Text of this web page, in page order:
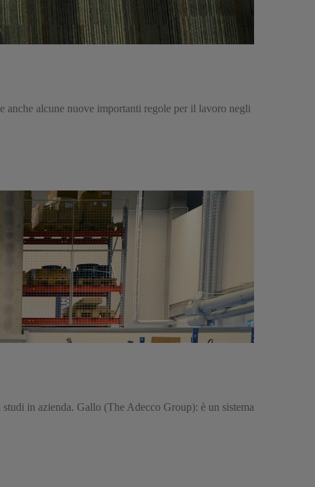
alcune nuove importanti regole per il lavoro negli
in azienda. Gallo (The Adecco Group): è un sistema